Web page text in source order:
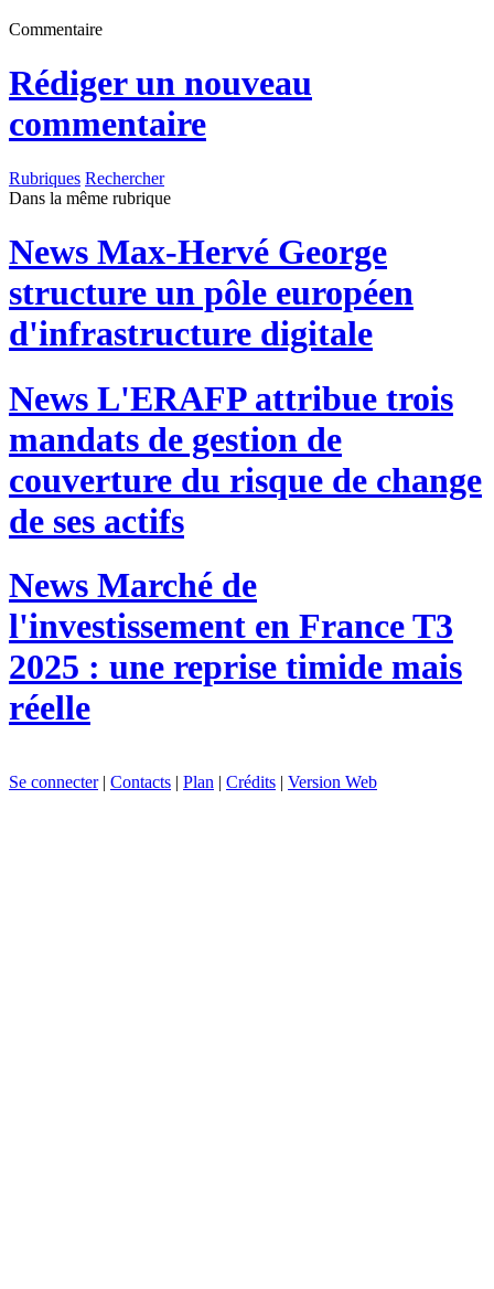
Commentaire
Rédiger un nouveau
commentaire
Rubriques Rechercher
Dans la même rubrique
News Max-Hervé George
structure un pôle européen
d'infrastructure digitale
News L'ERAFP attribue trois
mandats de gestion de
couverture du risque de change
de ses actifs
News Marché de
l'investissement en France T3
2025 : une reprise timide mais
réelle
Se connecter| Contacts | Plan | Crédits | Version Web